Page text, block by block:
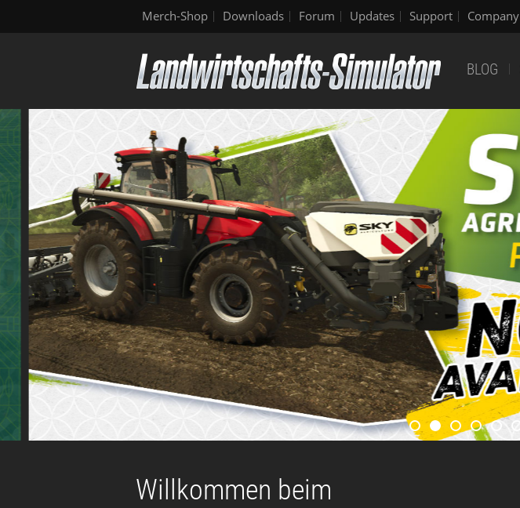
Merch-Shop Downloads Forum Updates Support Company
BLOG
Willkommen beim